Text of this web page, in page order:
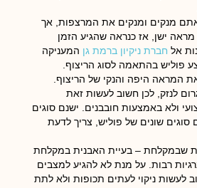
מנקים ומנקים את המרצפות, אך
ישן, אז כנראה שהגיע הזמן
אל חברת ניקיון ברמת גן המעניקה
פוליש בהתאמה לסוג הריצוף.
המראה היפה והנקי של הריצוף.
לנזק, לכן חשוב לעשות זאת
ולא באמצעות חובבנים. ישנם סוגים
סוגים שונים של פוליש, צריך לדעת
שבמקלחת – בעיית האבנית במקלחת
רבות. על מנת לא להגיע למצבים
לעשות ניקוי לעתים תכופות ולא לתת